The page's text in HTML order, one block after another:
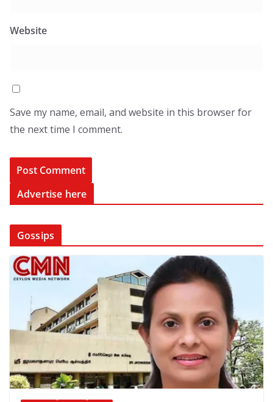
Website
Save my name, email, and website in this browser for
the next time I comment.
Advertise here
Gossips